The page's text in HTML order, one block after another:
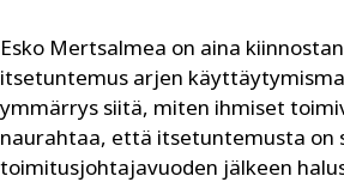
Esko Mertsalmea on aina
itsetuntemus arjen
ymmärrys siitä, miten ihmiset
naurahtaa, että itsetuntemusta on
toimitusjohtajavuoden jälkeen